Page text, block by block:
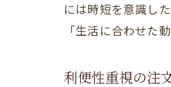
には時短を意識し
「生活に合わせた
利便性重視の注